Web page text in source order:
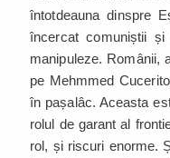
întotdeauna dinspre
încercat comuniștii
manipuleze. Românii,
pe Mehmmed
în pașalâc. Aceasta
rolul de garant al
rol, și riscuri enorme.